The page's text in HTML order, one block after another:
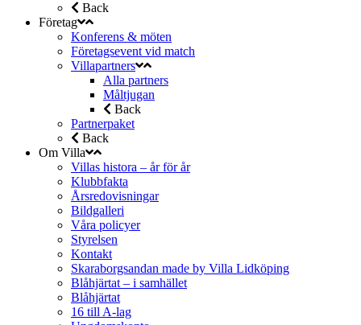
Back
Företag
Konferens & möten
Företagsevent vid match
Villapartners
Alla partners
Måltjugan
Back
Partnerpaket
Back
Om Villa
Villas histora – år för år
Klubbfakta
Årsredovisningar
Bildgalleri
Våra policyer
Styrelsen
Kontakt
Skaraborgsandan made by Villa Lidköping
Blåhjärtat – i samhället
Blåhjärtat
16 till A-lag